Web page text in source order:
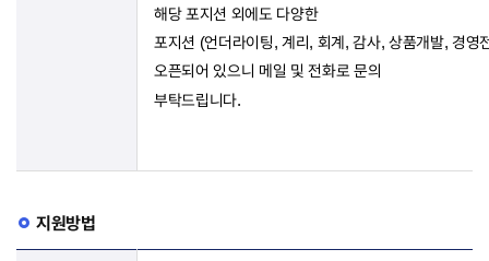
해당 포지션 외에도 다양한
포지션 (언더라이팅,계리, 회계,감사,상품개발,경영
오픈되어 있으니 메일 및 전화로 문의
부탁드립니다.
지원방법